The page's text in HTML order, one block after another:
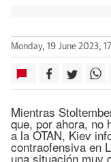
Monday, 19 June 2023,
Mientras
que, por ahora, no
a la OTAN, Kiev
contraofensiva en
una situación muy